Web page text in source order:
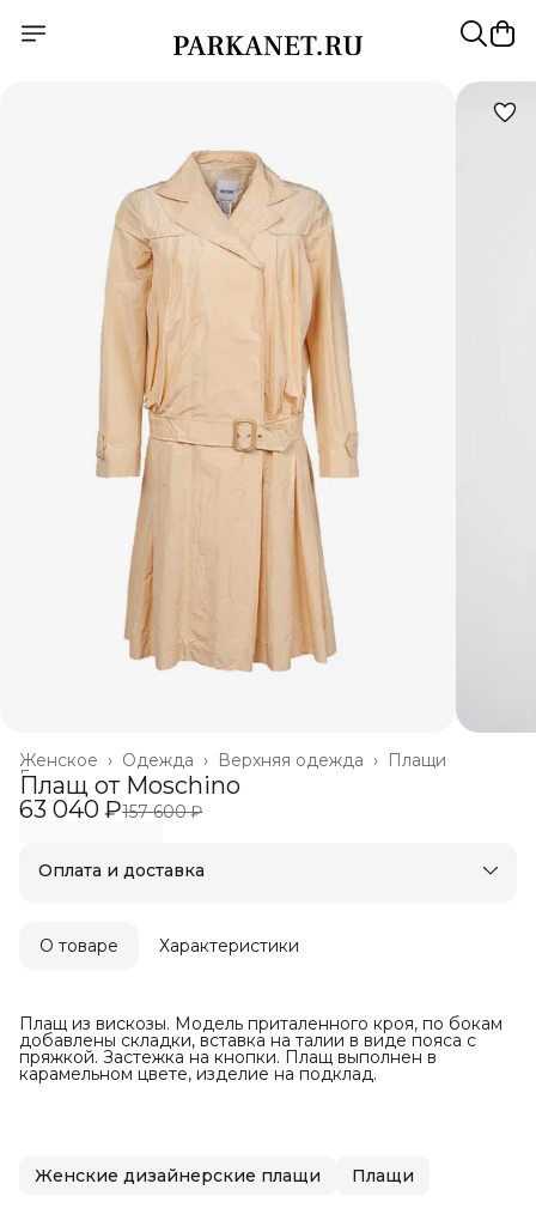
Плащи
Верхняя одежда ›
Одежда ›
Женское ›
Главная ›
Плащ от Moschino
63 040 ₽157 600 ₽
Оплата и доставка
Оплата после примерки
О товаре Характеристики
Плащ из вискозы. Модель приталенного кроя, по бокам
добавлены складки, вставка на талии в виде пояса с
пряжкой. Застежка на кнопки. Плащ выполнен в
карамельном цвете, изделие на подклад.
Женские дизайнерские плащи Плащи